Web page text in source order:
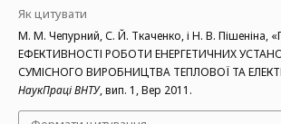
Як цитувати
М. М. Чепурний, С. Й. Ткаченко, і Н. В. Пішеніна,
ЕФЕКТИВНОСТІ РОБОТИ ЕНЕРГЕТИЧНИХ
СУМІСНОГО ВИРОБНИЦТВА ТЕПЛОВОЇ ТА
НаукПраці ВНТУ, вип. 1, Вер 2011.